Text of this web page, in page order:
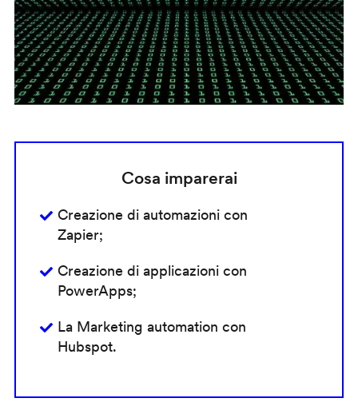
Cosa imparerai
Creazione di automazioni con
Zapier;
Creazione di applicazioni con
PowerApps;
La Marketing automation con
Hubspot.